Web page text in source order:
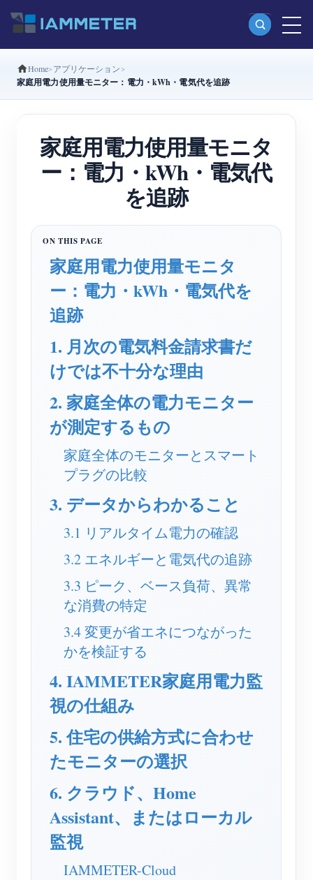
製品
三相Wi-Fiエネルギーメーター（WEM3080T）
三相Wi-Fiエネルギーメーター（WEM3046T）
三相Wi-Fiエネルギーメーター（WEM3050T）
WiFi電力コントローラー
IAMMETER Cloud Pro
セルフホスティングサービス
EV充電器
IAMMETER シミュレーター
仮想メーター
エネルギー予測・シミュレーションシステム
アプリケーション
太陽光PVシステム エネルギーモニター
電力使用量モニター
PVヒーター制御システム
ホームオートメーション
工場エネルギー監視
ストア
リソース
製品クイックスタート
ドキュメント
チュートリアル動画
FAQ
ブログ
コミュニティ
IAMMETER 活動
フォーラム
App Store
サイトを探す
PVランキング
ソリューション
会社情報
Home アプリケーション
家庭用電力使用量モニター：電力・kWh・電気代を追跡
家庭用電力使用量モニタ
ー：電力・kWh・電気代
を追跡
家庭用電力使用量モニタ
ー：電力・kWh・電気代を
追跡
1. 月次の電気料金請求書だ
けでは不十分な理由
2. 家庭全体の電力モニター
が測定するもの
家庭全体のモニターとスマート
プラグの比較
3. データからわかること
3.1 リアルタイム電力の確認
3.2 エネルギーと電気代の追跡
3.3 ピーク、ベース負荷、異常
な消費の特定
3.4 変更が省エネにつながった
かを検証する
4. IAMMETER家庭用電力監
視の仕組み
5. 住宅の供給方式に合わせ
たモニターの選択
6. クラウド、Home
Assistant、またはローカル
監視
IAMMETER-Cloud